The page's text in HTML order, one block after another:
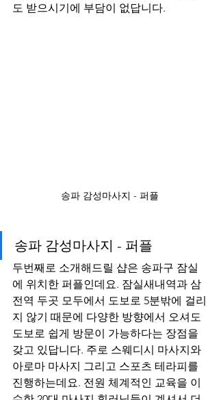
도 받으시기에 부담이 없답니다.
송파 감성마사지 - 퍼플
송파 감성마사지 - 퍼플
두번째로 소개해드릴 샵은 송파구 잠실
에 위치한 퍼플인데요. 잠실새내역과 삼
전역 두곳 모두에서 도보로 5분밖에 걸리
지 않기 때문에 다양한 방향에서 오셔도
도보로 쉽게 방문이 가능하다는 장점을
갖고 있답니다. 주로 스웨디시 마사지와
아로마 마사지 그리고 스포츠 테라피를
진행하는데요. 전원 체계적인 교육을 이